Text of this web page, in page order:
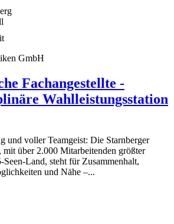
GmbH
Fachangestellte -
Wahlleistungsstation
und voller Teamgeist: Die Starnberger
über 2.000 Mitarbeitenden größter
Land, steht für Zusammenhalt,
und Nähe –...